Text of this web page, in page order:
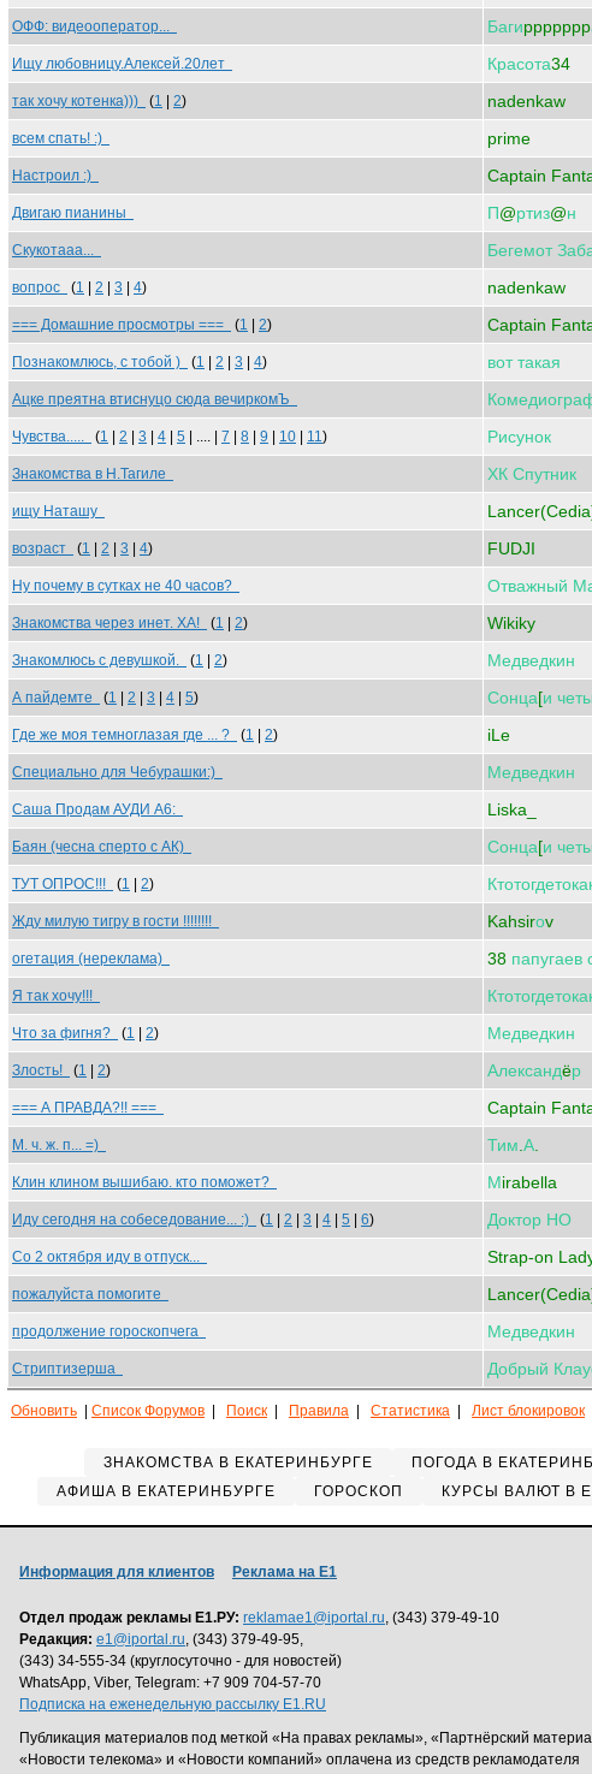
ОФФ: видеооператор... Багиppppppp
Ищу любовницу.Алексей.20лет Красота34
так хочу котенка))) (1 2) nadenkaw
всем спать! :) prime
Настроил :) Captain
Двигаю пианины П@ртиз@н
Скукотааа... Бегемот
вопрос (1 2 3 4) nadenkaw
=== Домашние просмотры === (1 2) Captain
Познакомлюсь, с тобой ) (1 2 3 4) вот такая
Ацке преятна втиснуцо сюда вечиркомЪ
Чувства..... (1 2 3 4 5 | .... | 7 8 9 10 11) Рисунок
Знакомства в Н.Тагиле ХК Спутник
ищу Наташу
возраст (1 2 3 4) FUDJI
Ну почему в сутках не 40 часов? Отважный
Знакомства через инет. ХА! (1 2) Wikiky
Знакомлюсь с девушкой. (1 2) Медведкин
А пайдемте (1 2 3 4 5) Сонца[и
Где же моя темноглазая где ... ? (1 2) iLe
Специально для Чебурашки:) Медведкин
Саша Продам АУДИ А6: Liska_
Баян (чесна сперто с АК) Сонца[и
ТУТ ОПРОС!!! (1 2)
Жду милую тигру в гости !!!!!!!! Kahsirоv
огетация (нереклама) 38 папугаев
Я так хочу!!!
Что за фигня? (1 2) Медведкин
Злость! (1 2) Александёр
=== А ПРАВДА?!! === Captain
М. ч. ж. п... =) Тим А
Клин клином вышибаю. кто поможет? Мirabella
Иду сегодня на собеседование... :) (1 2 3 4 5 6) Доктор НО
Со 2 октября иду в отпуск... Strap-on
пожалуйста помогите
продолжение гороскопчега Медведкин
Стриптизерша Добрый
Обновить Список Форумов Поиск Правила Статистика Лист блокировок
ЗНАКОМСТВА В ЕКАТЕРИНБУРГЕ ПОГОДА В
АФИША В ЕКАТЕРИНБУРГЕ
ГОРОСКОП КУРСЫ ВАЛЮТ В
Информация для клиентов Реклама на Е1
Отдел продаж рекламы Е1.РУ: reklamae1@iportal.ru, (343) 379-49-10
Редакция: e1@iportal.ru, (343) 379-49-95,
(343) 34-555-34 (круглосуточно - для новостей)
WhatsApp, Viber, Telegram: +7 909 704-57-70
Подписка на еженедельную рассылку E1.RU
Публикация материалов под меткой «На правах рекламы», «Партнёрский
«Новости телекома» и «Новости компаний» оплачена из средств рекламодателя